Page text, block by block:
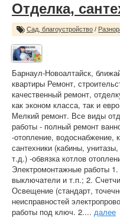
Отделка,
Сад, благоустройство /
Барнаул-Новоалтайск,
квартиры Ремонт,
качественный ремонт,
как эконом класса, так и
Мелкий ремонт. Все виды
работы - полный ремонт
-отопление, водоснабжение,
сантехники (кабины,
т.д.) -обвязка котлов
Электромонтажные работы 1.
выключатели и т.п.; 2.
Освещение (стандарт,
неисправностей
работы под ключ. 2.... далее